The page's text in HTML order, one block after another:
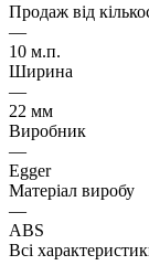
Продаж від
—
10 м.п.
Ширина
—
22 мм
Виробник
—
Egger
Матеріал виробу
—
ABS
Всі